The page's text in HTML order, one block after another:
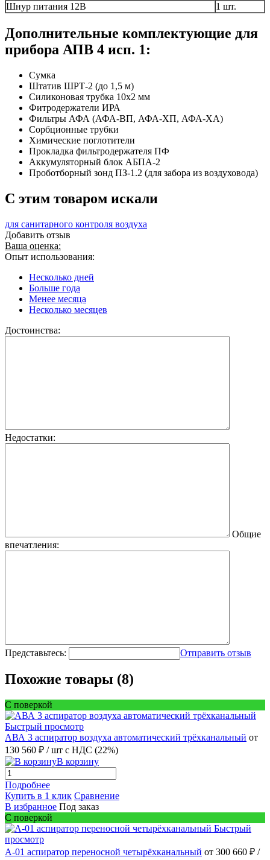
Шнур питания 12В
1 шт.
Дополнительные комплектующие для
прибора АПВ 4 исп. 1:
Сумка
Штатив ШРТ-2 (до 1,5 м)
Силиконовая трубка 10х2 мм
Фитродержатели ИРА
Фильтры АФА (АФА-ВП, АФА-ХП, АФА-ХА)
Сорбционные трубки
Химические поглотители
Прокладка фильтродержателя ПФ
Аккумуляторный блок АБПА-2
Проботборный зонд ПЗ-1.2 (для забора из воздуховода)
C этим товаром искали
для санитарного контроля воздуха
Добавить отзыв
Ваша оценка:
Опыт использования:
Несколько дней
Больше года
Менее месяца
Несколько месяцев
Достоинства:
Недостатки:
Общие
впечатления:
Представьтесь: Отправить отзыв
Похожие товары (8)
С поверкой
Быстрый просмотр
АВА 3 аспиратор воздуха автоматический трёхканальный от
130 560 ₽ / шт с НДС (22%)
В корзину
Подробнее
Купить в 1 клик Сравнение
В избранное Под заказ
С поверкой
Быстрый
просмотр
А-01 аспиратор переносной четырёхканальный от 300 660 ₽ /